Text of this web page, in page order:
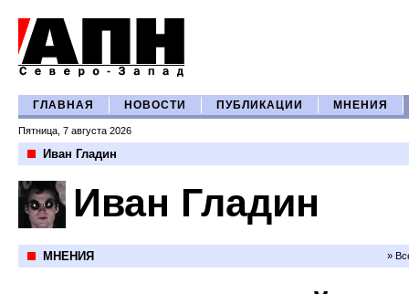
ГЛАВНАЯ НОВОСТИ ПУБЛИКАЦИИ МНЕНИЯ
Пятница, 7 августа 2026
Иван Гладин
Иван Гладин
МНЕНИЯ »